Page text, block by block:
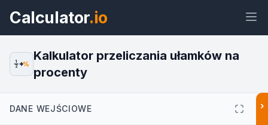
Calculator.io
1
2
%
Kalkulator przeliczania ułamków na
procenty
DANE WEJŚCIOWE ›